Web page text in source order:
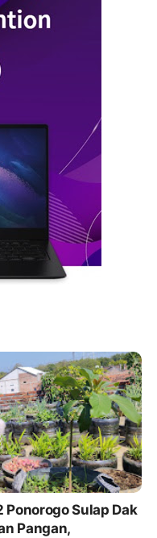
Sulap Dak
Pangan,